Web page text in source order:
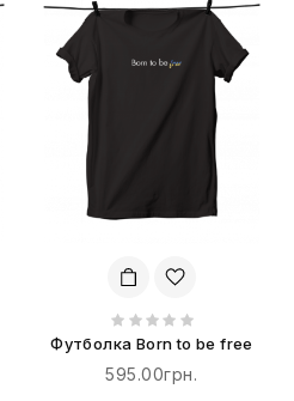
Футболка Born to be free
595.00грн.